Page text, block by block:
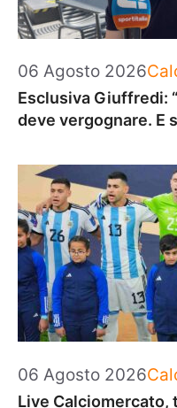
06 Agosto 2026
Esclusiva Giuffredi:
deve vergognare. E
06 Agosto 2026
Live